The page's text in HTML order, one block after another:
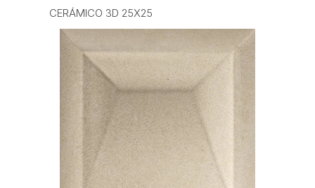
CERÁMICO 3D 25X25